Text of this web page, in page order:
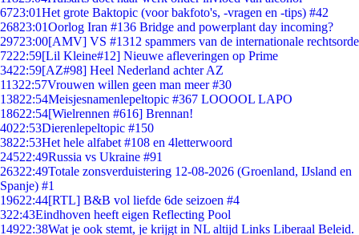
6723:01Het grote Baktopic (voor bakfoto's, -vragen en -tips) #42
26823:01Oorlog Iran #136 Bridge and powerplant day incoming?
29723:00[AMV] VS #1312 spammers van de internationale rechtsorde
7222:59[Lil Kleine#12] Nieuwe afleveringen op Prime
3422:59[AZ#98] Heel Nederland achter AZ
11322:57Vrouwen willen geen man meer #30
13822:54Meisjesnamenlepeltopic #367 LOOOOL LAPO
18622:54[Wielrennen #616] Brennan!
4022:53Dierenlepeltopic #150
3822:53Het hele alfabet #108 en 4letterwoord
24522:49Russia vs Ukraine #91
26322:49Totale zonsverduistering 12-08-2026 (Groenland, IJsland en
Spanje) #1
19622:44[RTL] B&B vol liefde 6de seizoen #4
322:43Eindhoven heeft eigen Reflecting Pool
14922:38Wat je ook stemt, je krijgt in NL altijd Links Liberaal Beleid.